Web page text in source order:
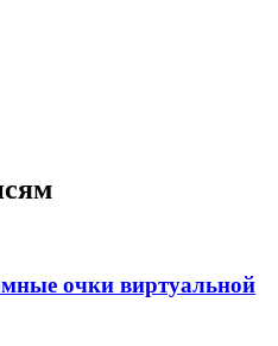
очки виртуальной